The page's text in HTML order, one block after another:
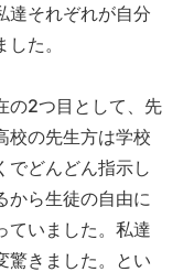
達それぞれが自分
た。
の2つ目として、先
校の先生方は学校
でどんどん指示し
から生徒の自由に
ていました。私達
驚きました。とい